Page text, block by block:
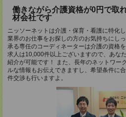
働きながら介護資格が0円で取
材会社です
ニッソーネットは介護・保育・看護に特化
業界のお仕事をお探しの方のお気持ちにし
承る専任のコーディネーターは介護の資格
求人は10,000件以上ございますので、あな
紹介が可能です！ また、長年のネットワー
ルな情報もお伝えできますし、希望条件に
件交渉も行いますよ。